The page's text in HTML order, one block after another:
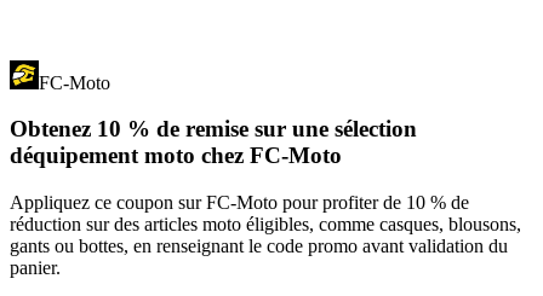
FC-Moto
Obtenez 10 % de remise sur une sélection
déquipement moto chez FC-Moto
Appliquez ce coupon sur FC-Moto pour profiter de 10 % de
réduction sur des articles moto éligibles, comme casques, blousons,
gants ou bottes, en renseignant le code promo avant validation du
panier.